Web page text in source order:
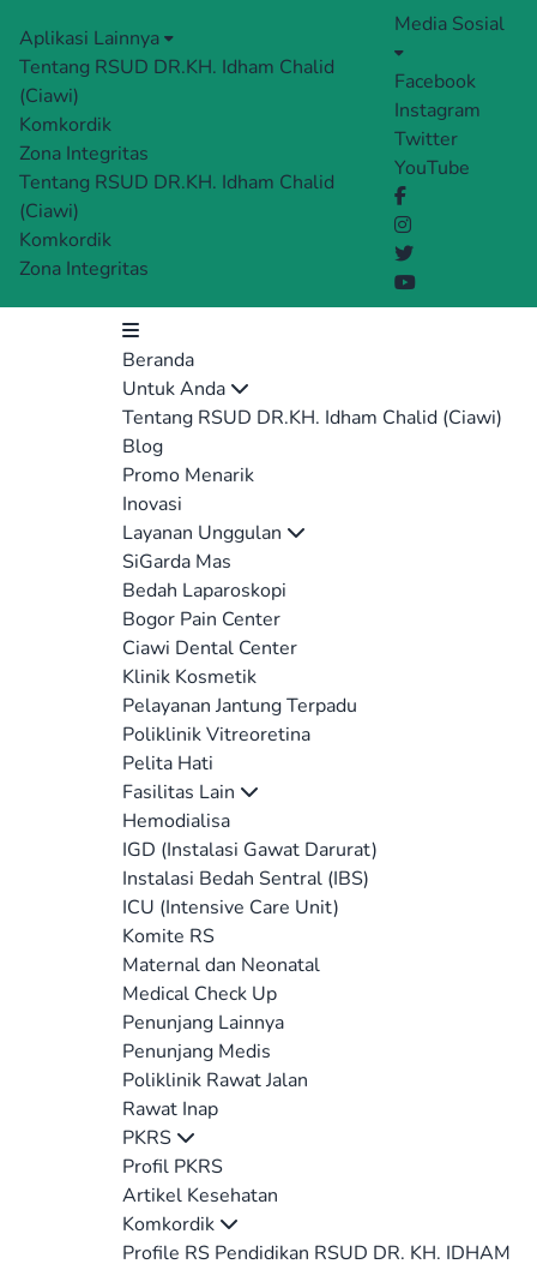
Aplikasi Lainnya
Tentang RSUD DR.KH. Idham Chalid
(Ciawi)
Komkordik
Zona Integritas
Tentang RSUD DR.KH. Idham Chalid
(Ciawi)
Komkordik
Zona Integritas
Media Sosial
Facebook
Instagram
Twitter
YouTube
Beranda
Untuk Anda
Tentang RSUD DR.KH. Idham Chalid (Ciawi)
Blog
Promo Menarik
Inovasi
Layanan Unggulan
SiGarda Mas
Bedah Laparoskopi
Bogor Pain Center
Ciawi Dental Center
Klinik Kosmetik
Pelayanan Jantung Terpadu
Poliklinik Vitreoretina
Pelita Hati
Fasilitas Lain
Hemodialisa
IGD (Instalasi Gawat Darurat)
Instalasi Bedah Sentral (IBS)
ICU (Intensive Care Unit)
Komite RS
Maternal dan Neonatal
Medical Check Up
Penunjang Lainnya
Penunjang Medis
Poliklinik Rawat Jalan
Rawat Inap
PKRS
Profil PKRS
Artikel Kesehatan
Komkordik
Profile RS Pendidikan RSUD DR. KH. IDHAM